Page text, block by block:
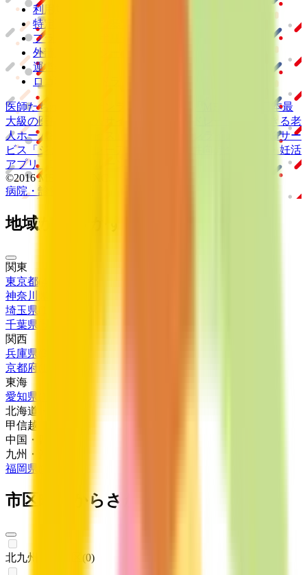
利用規約
特定商取引法に基づく表記
プライバシーポリシー
外部送信ポリシー
運営会社
ロゴ利用ガイドライン
医師たちがつくる
日本最
大級の医療介護求人サイト 納得できる老
人ホーム紹介サービス
動画研修サー
ビス
「ジョブメドレー
生理予測・妊活
アプリ「Lalune(ラルーン)」
©2016 MEDLEY, INC.
病院・診療所
地域からさがす
関東
東京都
神奈川県
埼玉県
千葉県
関西
兵庫県
京都府
東海
愛知県
北海道・東北
甲信越・北陸
中国・四国
九州・沖縄
福岡県
市区町村からさがす
北九州市門司区 (0)